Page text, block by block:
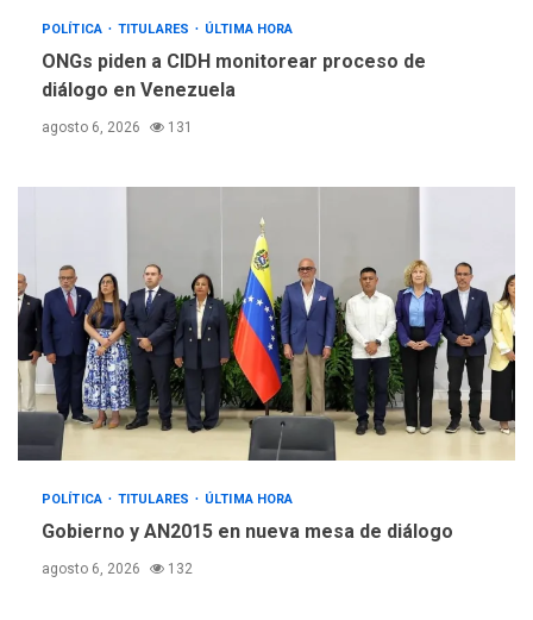
POLÍTICA TITULARES ÚLTIMA HORA
ONGs piden a CIDH monitorear proceso de
diálogo en Venezuela
agosto 6, 2026 131
POLÍTICA TITULARES ÚLTIMA HORA
Gobierno y AN2015 en nueva mesa de diálogo
agosto 6, 2026 132